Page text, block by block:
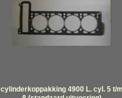
cylinderkoppakking 4900 L. cyl. 5 t/